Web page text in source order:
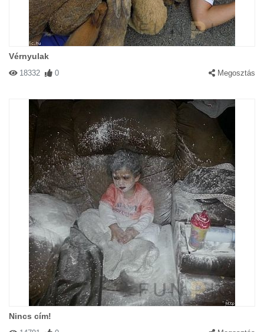
Vérnyulak
18332 0 Megosztás
Nincs cím!